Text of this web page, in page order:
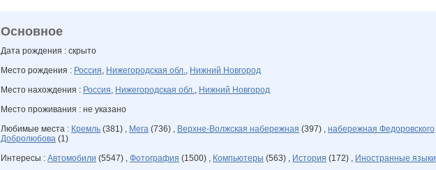
Основное
Дата рождения : скрыто
Место рождения : Россия, Нижегородская обл., Нижний Новгород
Место нахождения : Россия, Нижегородская обл., Нижний Новгород
Место проживания : не указано
Любимые места : Кремль (381) , Мега (736) , Верхне-Волжская набережная (397) , набережная Федоровского
Добролюбова (1)
Интересы : Автомобили (5547) , Фотография (1500) , Компьютеры (563) , История (172) , Иностранные языки